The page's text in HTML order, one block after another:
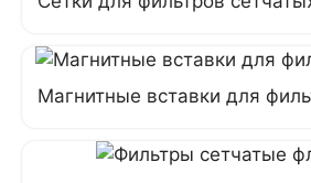
Магнитные вставки для